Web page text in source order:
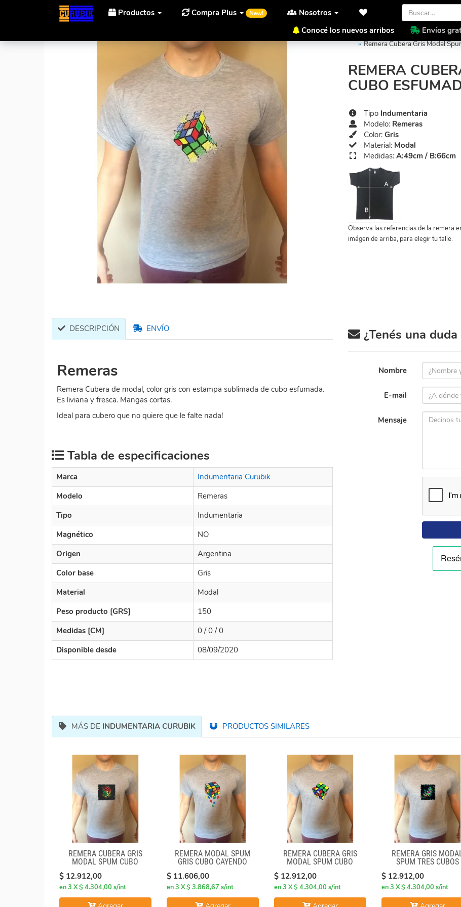
Productos Compra Plus New! Nosotros
Conocé los nuevos arribos
Envíos
Inicio Indumentaria Curubik
Remera Cubera Gris Modal
REMERA
CUBO
Tipo Indumentaria
Modelo: Remeras
Color: Gris
Material: Modal
Medidas: A:49cm / B:66cm
Observa las referencias de la remera
imágen de arriba, para elegir tu talle.
DESCRIPCIÓN ENVÍO
Remeras
Remera Cubera de modal, color gris con estampa sublimada de cubo esfumada.
Es liviana y fresca. Mangas cortas.
Ideal para cubero que no quiere que le falte nada!
Tabla de especificaciones
Marca
Indumentaria Curubik
Modelo
Remeras
Tipo
Indumentaria
Magnético
NO
Origen
Argentina
Color base
Gris
Material
Modal
Peso producto [GRS]
150
Medidas [CM]
0 / 0 / 0
Disponible desde
08/09/2020
¿Tenés una
Nombre
E-mail
Mensaje
MÁS DE INDUMENTARIA CURUBIK PRODUCTOS SIMILARES
REMERA CUBERA GRIS
MODAL SPUM CUBO
$ 12.912,00
en 3 X $ 4.304,00 s/int
REMERA MODAL SPUM
GRIS CUBO CAYENDO
$ 11.606,00
en 3 X $ 3.868,67 s/int
REMERA CUBERA GRIS
MODAL SPUM CUBO
$ 12.912,00
en 3 X $ 4.304,00 s/int
REMERA GRIS
SPUM TRES CUBOS
$ 12.912,00
en 3 X $ 4.304,00 s/int